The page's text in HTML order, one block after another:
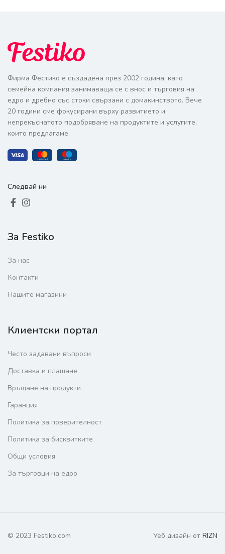
Фирма Фестико е създадена през 2002 година, като
семейна компания занимаваща се с внос и търговия на
едро и дребно със стоки свързани с домакинството. Вече
20 години сме фокусирани върху развитието и
непрекъснатото подобряване на продуктите и услугите,
които предлагаме.
Следвай ни
За Festiko
За нас
Контакти
Нашите магазини
Клиентски портал
Често задавани въпроси
Доставка и плащане
Връщане на продукти
Гаранция
Политика за поверителност
Политика за бисквитките
Общи условия
За търговци на едро
© 2023 Festiko.com Уеб дизайн от RIZN